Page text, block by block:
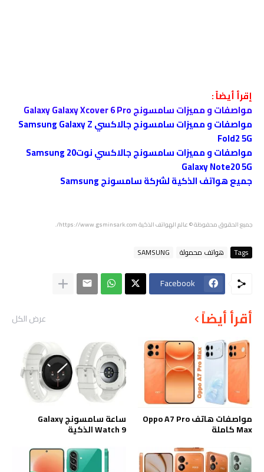
إقرأ أيضاً :
مواصفات و مميزات سامسونج Galaxy Galaxy Xcover 6 Pro
مواصفات و مميزات سامسونج جالاكسي Samsung Galaxy Z
Fold2 5G
مواصفات و مميزات سامسونج جالاكسي نوت20 Samsung
Galaxy Note20 5G
جميع هواتف الذكية لشركة سامسونج Samsung
جميع الحقوق محفوظة © عالم الهواتف الذكية https://www.gsminsark.com/.
Tags هواتف محمولة SAMSUNG
Facebook
أقرأ أيضاً عرض الكل
مواصفات هاتف Oppo A7 Pro
Max كاملة
ساعة سامسونج Galaxy
Watch 9 الذكية